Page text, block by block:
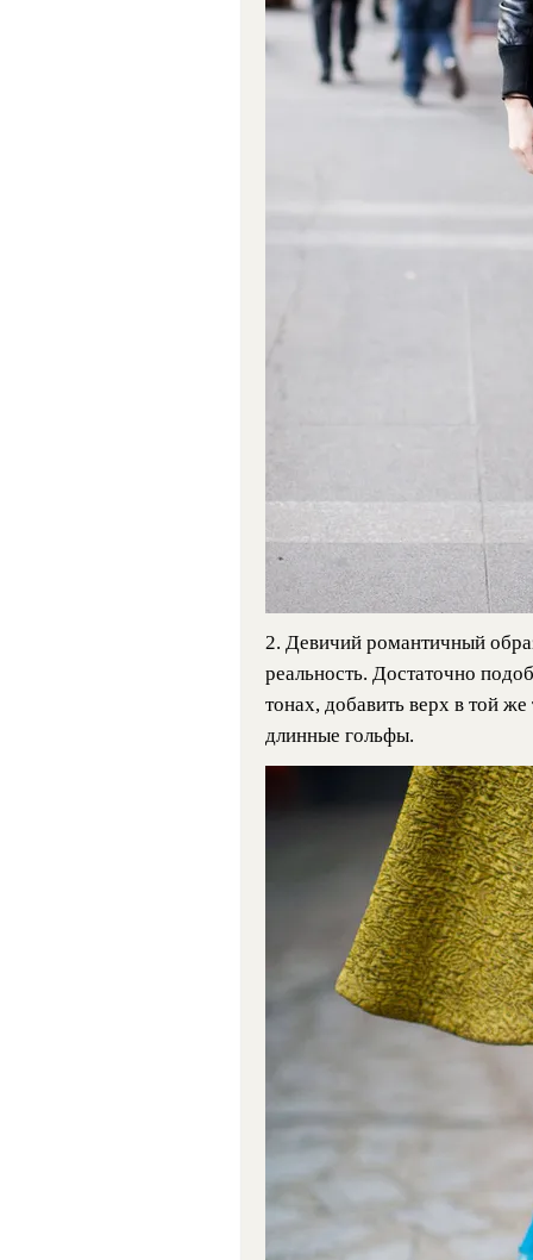
2. Девичий романтичный
реальность. Достаточно
тонах, добавить верх в той
длинные гольфы.